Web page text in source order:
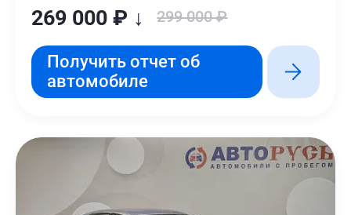
269 000 ₽ ↓ 299 000 ₽
Получить отчет об
автомобиле